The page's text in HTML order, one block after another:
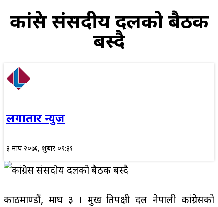
कांग्रेस संसदीय दलको बैठक
बस्दै
लगातार न्युज
३ माघ २०७६, शुक्रबार ०९:३१
काठमाण्डौं, माघ ३ । प्रमुख प्रतिपक्षी दल नेपाली कांग्रेसको